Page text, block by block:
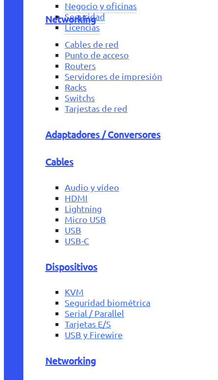
Negocio y oficinas
Seguridad
Licencias
Networking
Cables de red
Punto de acceso
Routers
Servidores de impresión
Racks
Switchs
Tarjestas de red
Adaptadores / Conversores
Cables
Audio y vídeo
HDMI
Lightning
Micro USB
USB
USB-C
Dispositivos
KVM
Seguridad biométrica
Serial / Parallel
Tarjetas E/S
USB y Firewire
Networking